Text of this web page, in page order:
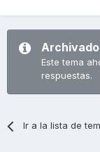
Archivado
Este tema
respuestas.
Ir a la lista de